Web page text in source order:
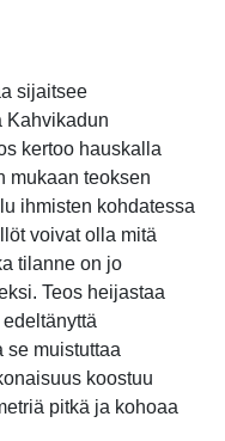
sijaitsee
Kahvikadun
kertoo hauskalla
mukaan teoksen
ihmisten kohdatessa
voivat olla mitä
tilanne on jo
Teos heijastaa
se muistuttaa
koostuu
pitkä ja kohoaa